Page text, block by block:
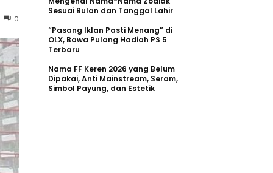
0
Sesuai Bulan dan Tanggal Lahir
“Pasang Iklan Pasti Menang” di
OLX, Bawa Pulang Hadiah PS 5
Terbaru
Nama FF Keren 2026 yang Belum
Dipakai, Anti Mainstream, Seram,
Simbol Payung, dan Estetik